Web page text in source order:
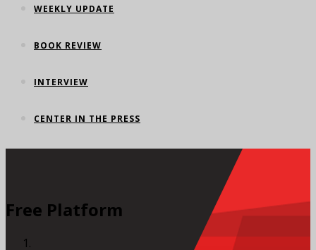
WEEKLY UPDATE
BOOK REVIEW
INTERVIEW
CENTER IN THE PRESS
Free Platform